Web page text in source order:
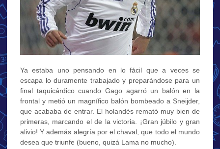
Ya estaba uno pensando en lo fácil que a veces se
escapa lo duramente trabajado y preparándose para un
final taquicárdico cuando Gago agarró un balón en la
frontal y metió un magnífico balón bombeado a Sneijder,
que acababa de entrar. El holandés remató muy bien de
primeras, marcando el de la victoria. ¡Gran júbilo y gran
alivio! Y además alegría por el chaval, que todo el mundo
desea que triunfe (bueno, quizá Lama no mucho).